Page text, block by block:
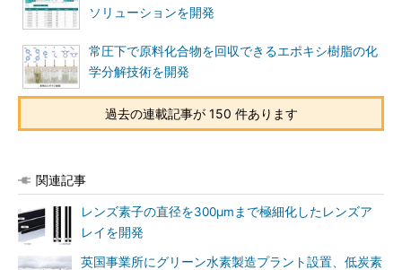
ソリューションを開発
常圧下で原料化合物を回収できるエポキシ樹脂の化
学分解技術を開発
過去の連載記事が 150 件あります
関連記事
レンズ素子の直径を300μmまで極細化したレンズア
レイを開発
英国事業所にグリーン水素製造プラント設置、低炭素